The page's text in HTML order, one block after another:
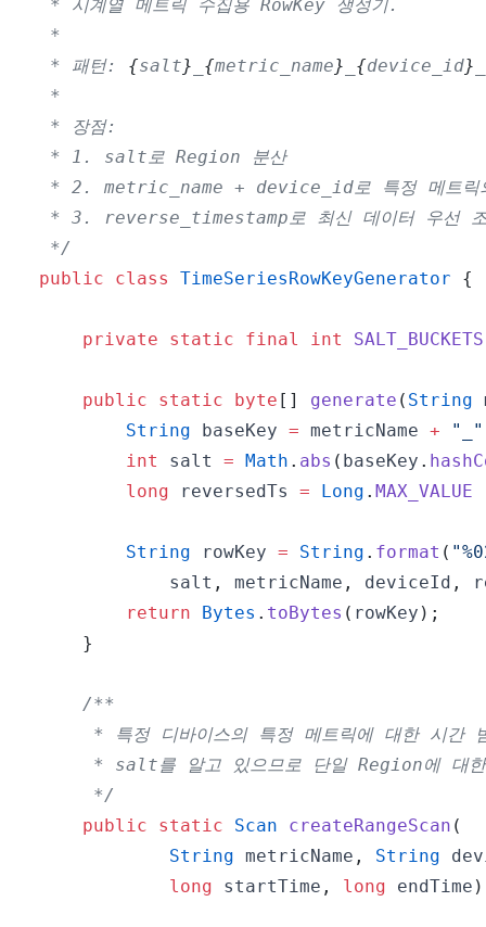
* 패턴: {salt} {metric_name} {device_id}
*/
public
class TimeSeriesRowKeyGenerator {
private static final int SALT_BUCKETS
public static byte [ ] generate ( String
String baseKey = metricName +
"_"
int
salt = Math . abs ( baseKey .
long reversedTs = Long . MAX_VALUE
String rowKey = String . format (
            salt
, metricName , deviceId ,
return
Bytes . toBytes ( rowKey ) ;
}
     */
public
static Scan createRangeScan (
String metricName , String
long startTime , long endTime )